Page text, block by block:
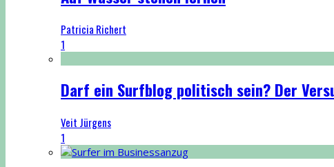
Patricia Richert
1
Darf ein Surfblog politisch sein? Der
Veit Jürgens
1